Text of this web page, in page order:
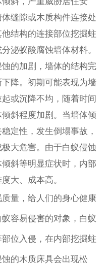
缝隙或木质构件连接处
结构的连接部位挖掘蛀
泌蚁酸腐蚀墙体材料。
的加剧，墙体的结构完
降。初期可能表现为墙
或沉降不均，随着时间
斜程度加剧。当墙体倾
定性，发生倒塌事故，
大危害。由于白蚁侵蚀
斜等明显症状时，内部
大、成本高。
量，给人们的身心健康
容易侵害的对象，白蚁
位入侵，在内部挖掘蛀
的木质床具会出现松